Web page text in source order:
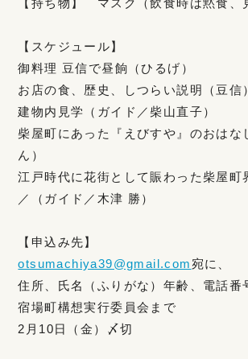
【持ち物】 マスク（飲食時は黙食、
【スケジュール】
御料理 豆信で昼餉（ひるげ）
お店の食、歴史、しつらい説明（豆信
建物内見学（ガイド／柴山直子）
柴屋町にあった『えびすや』のおはな
ん）
江戸時代に花街として賑わった柴屋町
／（ガイド／木津 勝）
【申込み先】
otsumachiya39@gmail.com 宛に、
住所、氏名（ふりがな）年齢、電話番
宿場町構想実行委員会まで
2月10日（金）〆切